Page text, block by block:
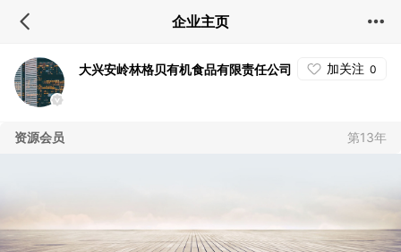
企业主页
大兴安岭林格贝有机食品有限责任公司 加关注 0
资源会员 第13年